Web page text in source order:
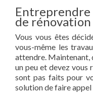
Entreprendre
de
Vous vous êtes
vous-même les
attendre. Maintenant,
un peu et devez vous
sont pas faits pour
solution de faire appel